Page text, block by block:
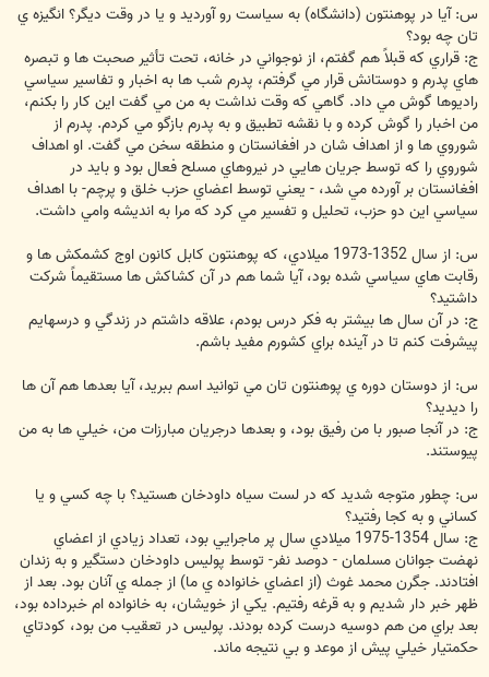
س: آيا در پوهنتون (دانشگاه) به سياست رو آورديد و يا در وقت ديگر؟ انگيزه ي
تان چه بود؟
ج: قراري كه قبلاً هم گفتم، از نوجواني در خانه، تحت تأثير صحبت ها و تبصره
هاي پدرم و دوستانش قرار مي گرفتم، پدرم شب ها به اخبار و تفاسير سياسي
راديوها گوش مي داد. گاهي كه وقت نداشت به من مي گفت اين كار را بكنم،
من اخبار را گوش كرده و با نقشه تطبيق و به پدرم بازگو مي كردم. پدرم از
شوروي ها و از اهداف شان در افغانستان و منطقه سخن مي گفت. او اهداف
شوروي را كه توسط جريان هایي در نيروهاي مسلح فعال بود و بايد در
افغانستان بر آورده مي شد، - يعني توسط اعضاي حزب خلق و پرچم- با اهداف
سياسي اين دو حزب، تحليل و تفسير مي كرد كه مرا به انديشه وامي داشت.
س: از سال 1352-1973 ميلادي، كه پوهنتون كابل كانون اوج كشمكش ها و
رقابت هاي سياسي شده بود، آيا شما هم در آن كشاكش ها مستقيماً شركت
داشتيد؟
ج: در آن سال ها بيشتر به فكر درس بودم، علاقه داشتم در زندگي و درسهايم
پيشرفت كنم تا در آينده براي كشورم مفيد باشم.
س: از دوستان دوره ي پوهنتون تان مي توانيد اسم ببريد، آيا بعدها هم آن ها
را ديديد؟
ج: در آنجا صبور با من رفيق بود، و بعدها درجريان مبارزات من، خيلي ها به من
پيوستند.
س: چطور متوجه شديد كه در لست سياه داودخان هستيد؟ با چه كسي و يا
كساني و به كجا رفتيد؟
ج: سال 1354-1975 ميلادي سال پر ماجرايي بود، تعداد زيادي از اعضاي
نهضت جوانان مسلمان - دوصد نفر- توسط پوليس داودخان دستگير و به زندان
افتادند. جگرن محمد غوث (از اعضاي خانواده ي ما) از جمله ي آنان بود. بعد از
ظهر خبر دار شديم و به قرغه رفتيم. يكي از خويشان، به خانواده ام خبرداده بود،
بعد براي من هم دوسيه درست كرده بودند. پوليس در تعقيب من بود، كودتاي
حكمتيار خيلي پيش از موعد و بي نتيجه ماند.